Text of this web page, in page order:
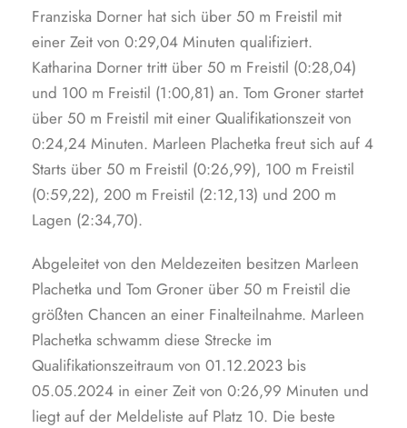
Franziska Dorner hat sich über 50 m Freistil mit
einer Zeit von 0:29,04 Minuten qualifiziert.
Katharina Dorner tritt über 50 m Freistil (0:28,04)
und 100 m Freistil (1:00,81) an. Tom Groner startet
über 50 m Freistil mit einer Qualifikationszeit von
0:24,24 Minuten. Marleen Plachetka freut sich auf 4
Starts über 50 m Freistil (0:26,99), 100 m Freistil
(0:59,22), 200 m Freistil (2:12,13) und 200 m
Lagen (2:34,70).
Abgeleitet von den Meldezeiten besitzen Marleen
Plachetka und Tom Groner über 50 m Freistil die
größten Chancen an einer Finalteilnahme. Marleen
Plachetka schwamm diese Strecke im
Qualifikationszeitraum von 01.12.2023 bis
05.05.2024 in einer Zeit von 0:26,99 Minuten und
liegt auf der Meldeliste auf Platz 10. Die beste